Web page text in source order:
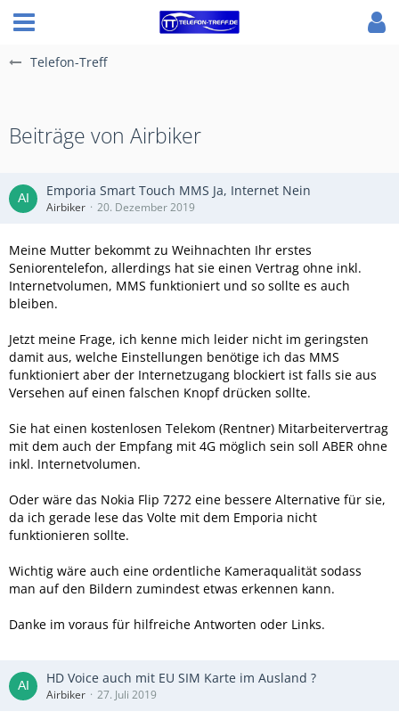
Telefon-Treff
Beiträge von Airbiker
Emporia Smart Touch MMS Ja, Internet Nein
Airbiker 20. Dezember 2019
Meine Mutter bekommt zu Weihnachten Ihr erstes
Seniorentelefon, allerdings hat sie einen Vertrag ohne inkl.
Internetvolumen, MMS funktioniert und so sollte es auch
bleiben.
Jetzt meine Frage, ich kenne mich leider nicht im geringsten
damit aus, welche Einstellungen benötige ich das MMS
funktioniert aber der Internetzugang blockiert ist falls sie aus
Versehen auf einen falschen Knopf drücken sollte.
Sie hat einen kostenlosen Telekom (Rentner) Mitarbeitervertrag
mit dem auch der Empfang mit 4G möglich sein soll ABER ohne
inkl. Internetvolumen.
Oder wäre das Nokia Flip 7272 eine bessere Alternative für sie,
da ich gerade lese das Volte mit dem Emporia nicht
funktionieren sollte.
Wichtig wäre auch eine ordentliche Kameraqualität sodass
man auf den Bildern zumindest etwas erkennen kann.
Danke im voraus für hilfreiche Antworten oder Links.
HD Voice auch mit EU SIM Karte im Ausland ?
Airbiker 27. Juli 2019